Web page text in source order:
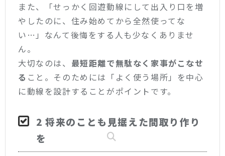
また、「せっかく回遊動線にして出入り口を増
やしたのに、住み始めてから全然使ってな
い…」なんて後悔をする人も少なくありませ
ん。
大切なのは、 最短距離で無駄なく家事がこなせ
る こと。そのためには「よく使う場所」を中心
に動線を設計することがポイントです。
2 将来のことも見据えた間取り作り
を